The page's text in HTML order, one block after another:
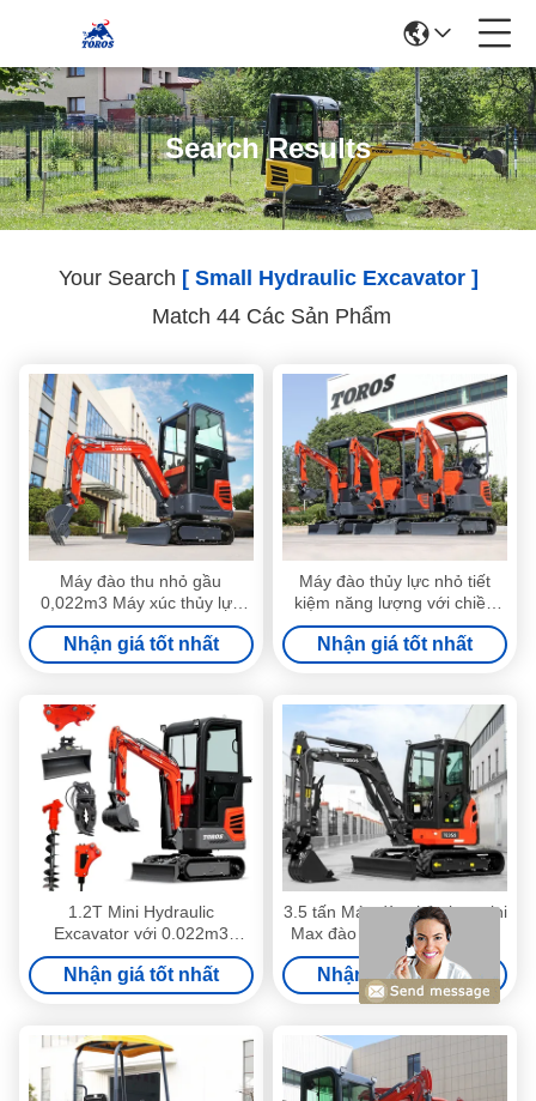
Search Results
Your Search [ Small Hydraulic Excavator ]
Match 44 Các Sản Phẩm
Máy đào thu nhỏ gầu
0,022m3 Máy xúc thủy lực
nhỏ Tiết kiệm năng lượng
Nhận giá tốt nhất
Máy đào thủy lực nhỏ tiết
kiệm năng lượng với chiều
rộng khung gầm 930mm
Nhận giá tốt nhất
1.2T Mini Hydraulic
Excavator với 0.022m3
Bucket
Nhận giá tốt nhất
3.5 tấn Máy đào thủy lực mini
Max đào bán kính 4845mm
Max đào sâu 2880mm
Nhận giá tốt nhất